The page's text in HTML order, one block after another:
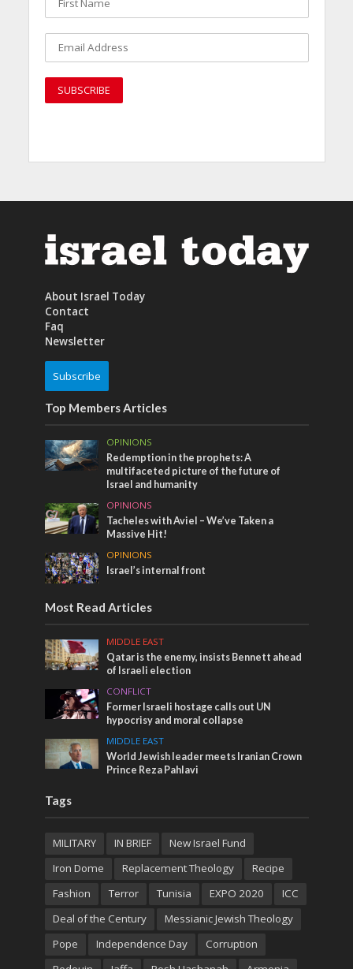
About Israel Today
Contact
Faq
Newsletter
Subscribe
Top Members Articles
OPINIONS
Redemption in the prophets: A
multifaceted picture of the future of
Israel and humanity
OPINIONS
Tacheles with Aviel – We’ve Taken a
Massive Hit!
OPINIONS
Israel’s internal front
Most Read Articles
MIDDLE EAST
Qatar is the enemy, insists Bennett ahead
of Israeli election
CONFLICT
Former Israeli hostage calls out UN
hypocrisy and moral collapse
MIDDLE EAST
World Jewish leader meets Iranian Crown
Prince Reza Pahlavi
Tags
MILITARY IN BRIEF
New Israel Fund
Iron Dome
Replacement Theology
Recipe
Fashion
Terror Tunisia EXPO 2020
ICC
Deal of the Century
Messianic Jewish Theology
Pope
Independence Day
Corruption